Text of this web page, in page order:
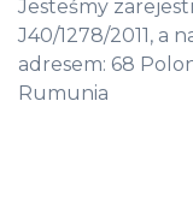
Jesteśmy
J40/1278/2011, a
adresem: 68
Rumunia